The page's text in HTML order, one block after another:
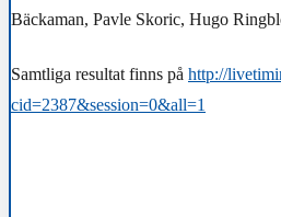
Bäckaman, Pavle Skoric, Hugo
Samtliga resultat finns på http://
cid=2387&session=0&all=1